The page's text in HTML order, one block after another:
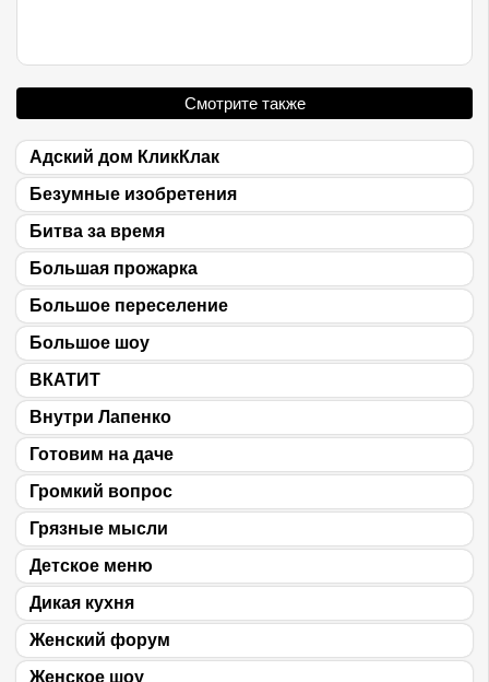
Смотрите также
Адский дом КликКлак
Безумные изобретения
Битва за время
Большая прожарка
Большое переселение
Большое шоу
ВКАТИТ
Внутри Лапенко
Готовим на даче
Громкий вопрос
Грязные мысли
Детское меню
Дикая кухня
Женский форум
Женское шоу